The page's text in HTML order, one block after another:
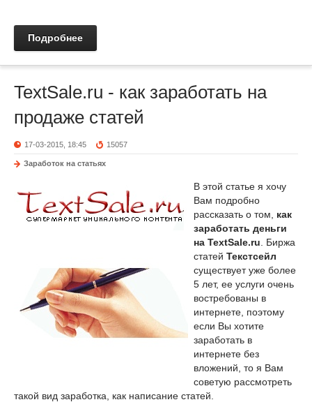
Подробнее
TextSale.ru - как заработать на
продаже статей
17-03-2015, 18:45 15057
Заработок на статьях
В этой статье я хочу
Вам подробно
рассказать о том, как
заработать деньги
на TextSale.ru . Биржа
статей Текстсейл
существует уже более
5 лет, ее услуги очень
востребованы в
интернете, поэтому
если Вы хотите
заработать в
интернете без
вложений, то я Вам
советую рассмотреть
такой вид заработка, как написание статей.